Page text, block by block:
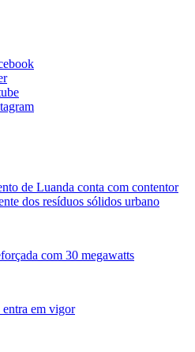
de Luanda conta com contentor
dos resíduos sólidos urbano
com 30 megawatts
em vigor